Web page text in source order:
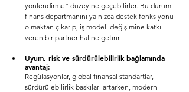
yönlendirme” düzeyine geçebilirler. Bu durum
finans departmanını yalnızca destek fonksiyonu
olmaktan çıkarıp, iş modeli değişimine katkı
veren bir partner haline getirir.
Uyum, risk ve sürdürülebilirlik bağlamında
avantaj:
Regülasyonlar, global finansal standartlar,
sürdürülebilirlik baskıları artarken, modern